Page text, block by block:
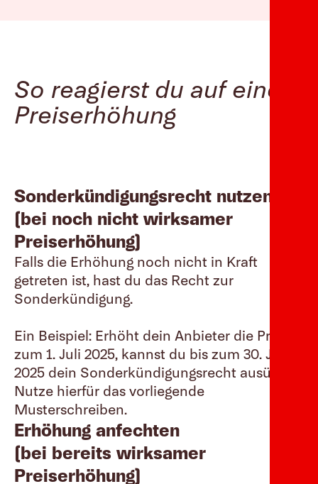
So reagierst du auf eine
Preiserhöhung
Sonderkündigungsrecht nutzen
(bei noch nicht wirksamer
Preiserhöhung)
Falls die Erhöhung noch nicht in Kraft
getreten ist, hast du das Recht zur
Sonderkündigung.
Ein Beispiel: Erhöht dein Anbieter die Preise
zum 1. Juli 2025, kannst du bis zum 30. Juni
2025 dein Sonderkündigungsrecht ausüben.
Nutze hierfür das vorliegende
Musterschreiben.
Erhöhung anfechten
(bei bereits wirksamer
Preiserhöhung)